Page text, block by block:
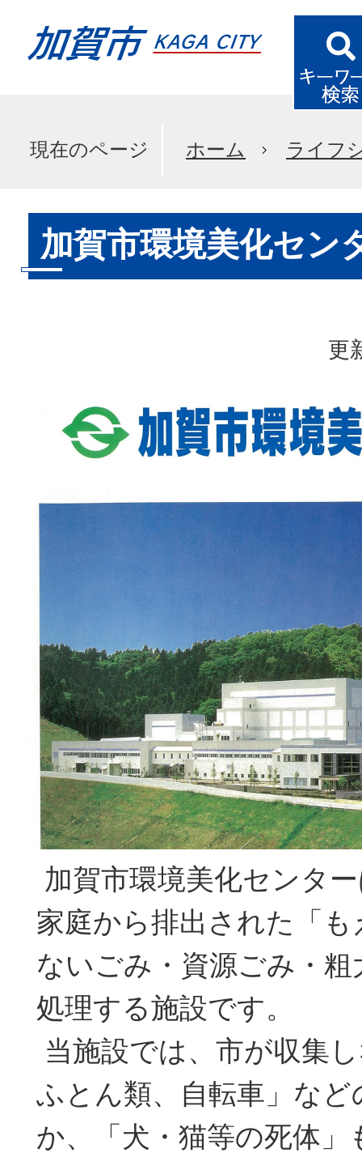
現在のページ ホーム ライフ
加賀市環境美化セン
更
加賀市環境美化センタ
家庭から排出された「
ないごみ・資源ごみ・
処理する施設です。
当施設では、市が収集
ふとん類、自転車」な
か、「犬・猫等の死体」